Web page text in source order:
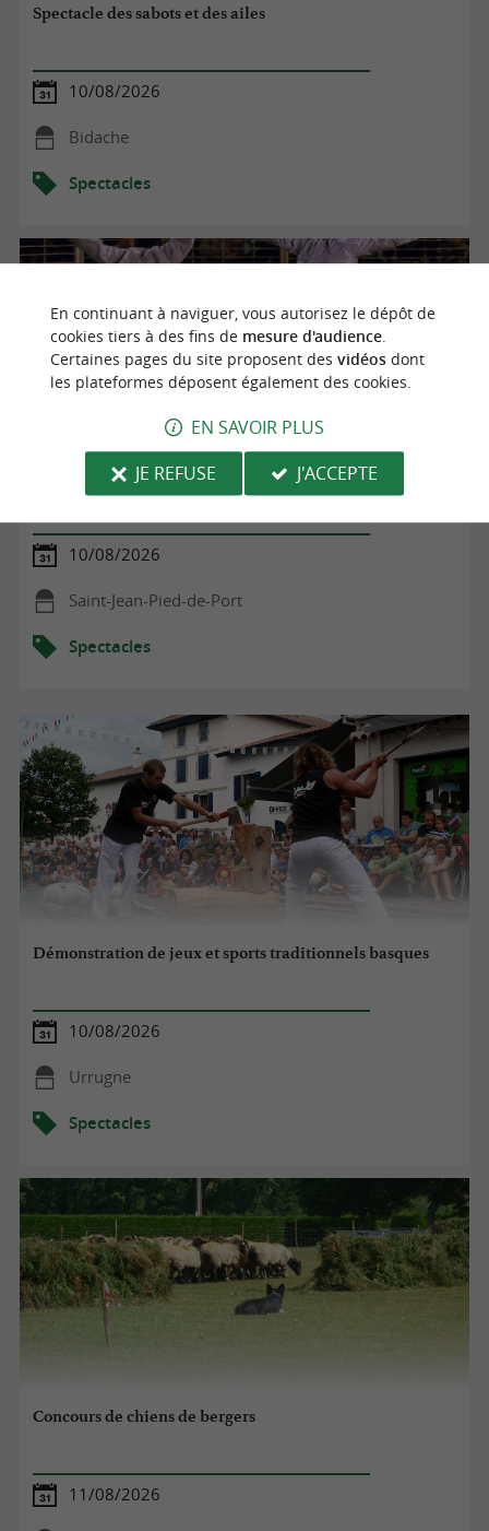
Spectacle des sabots et des ailes
10/08/2026
Bidache
Spectacles
Arènes en fête : spectacle de vachettes
10/08/2026
Saint-Jean-Pied-de-Port
Spectacles
Démonstration de jeux et sports traditionnels basques
10/08/2026
Urrugne
Spectacles
Concours de chiens de bergers
11/08/2026
En continuant à naviguer, vous autorisez le dépôt de
cookies tiers à des fins de mesure d'audience.
Certaines pages du site proposent des vidéosdont
les plateformes déposent également des cookies.
EN SAVOIR PLUS
JE REFUSE
J'ACCEPTE